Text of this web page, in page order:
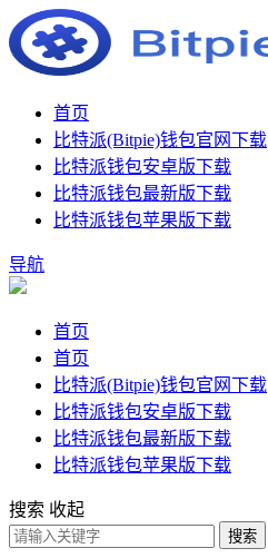
首页
比特派(Bitpie)钱包官网下载
比特派钱包安卓版下载
比特派钱包最新版下载
比特派钱包苹果版下载
导航
首页
首页
比特派(Bitpie)钱包官网下载
比特派钱包安卓版下载
比特派钱包最新版下载
比特派钱包苹果版下载
搜索 收起
搜索